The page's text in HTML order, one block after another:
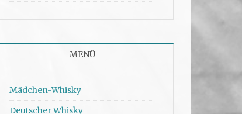
MENÜ
Mädchen-Whisky
Deutscher Whisky